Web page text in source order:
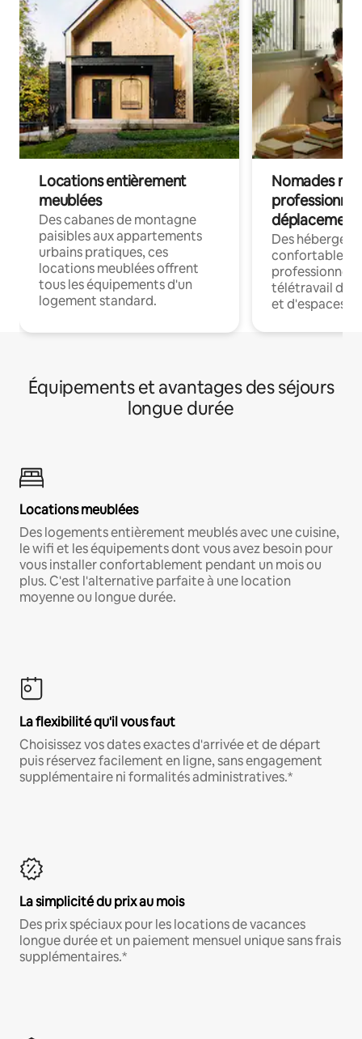
Locations entièrement
meublées
Des cabanes de montagne
paisibles aux appartements
urbains pratiques, ces
locations meublées offrent
tous les équipements d'un
logement standard.
Nomades
déplacement
Des
confortables
professionnels
télétravail
et d'espaces
Équipements et avantages des séjours
longue durée
Locations meublées
Des logements entièrement meublés avec une cuisine,
le wifi et les équipements dont vous avez besoin pour
vous installer confortablement pendant un mois ou
plus. C'est l'alternative parfaite à une location
moyenne ou longue durée.
La flexibilité qu'il vous faut
Choisissez vos dates exactes d'arrivée et de départ
puis réservez facilement en ligne, sans engagement
supplémentaire ni formalités administratives.*
La simplicité du prix au mois
Des prix spéciaux pour les locations de vacances
longue durée et un paiement mensuel unique sans frais
supplémentaires.*